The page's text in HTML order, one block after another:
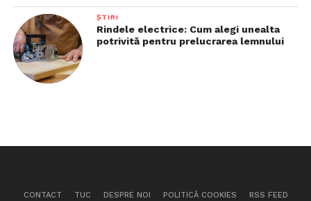
ȘTIRI
Rindele electrice: Cum alegi unealta
potrivită pentru prelucrarea lemnului
CONTACT TUC DESPRE NOI POLITICĂ COOKIES RSS FEED